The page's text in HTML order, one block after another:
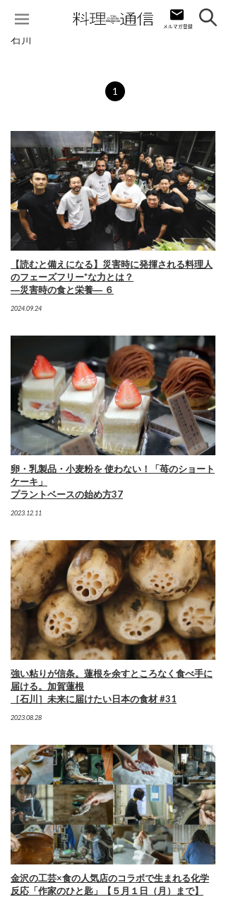
石川
1
【読むと備えになる】災害時に発揮される料理人
のフェーズフリー*な力とは？
―災害時の食と栄養― ６
2024.09.24
卵・乳製品・小麦粉を 使わない！「苺のショート
ケーキ」
プラントベースの始め方37
2023.12.11
強い粘りが信条。蓮根を余すところなく食べ手に
届ける。加賀蓮根
［石川］未来に届けたい日本の食材 #31
2023.08.28
金沢の工芸×食の人気店のコラボで生まれる化学
反応「作家のひと匙」【５月１日（月）まで】